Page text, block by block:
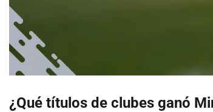
¿Qué títulos de clubes ganó